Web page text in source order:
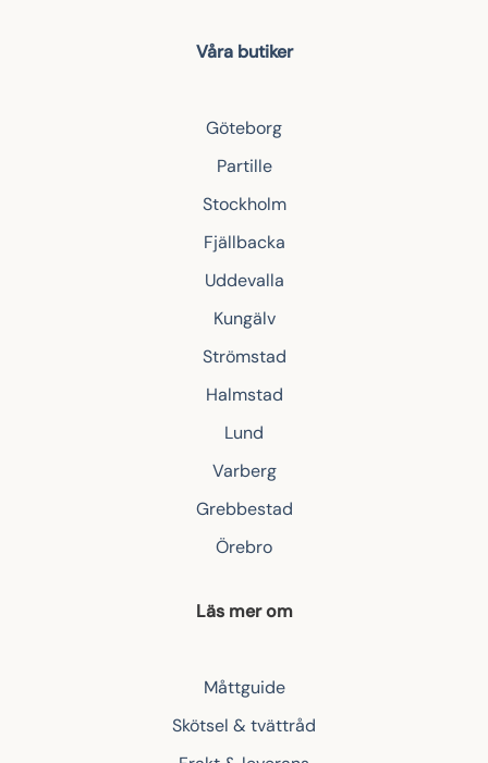
Våra butiker
Göteborg
Partille
Stockholm
Fjällbacka
Uddevalla
Kungälv
Strömstad
Halmstad
Lund
Varberg
Grebbestad
Örebro
Läs mer om
Måttguide
Skötsel & tvättråd